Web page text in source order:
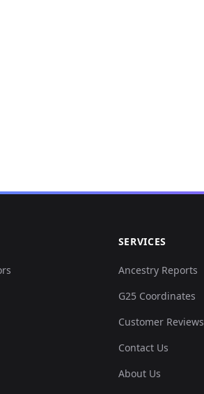
SERVICES
Ancestry Reports
G25 Coordinates
Customer Reviews
Contact Us
About Us